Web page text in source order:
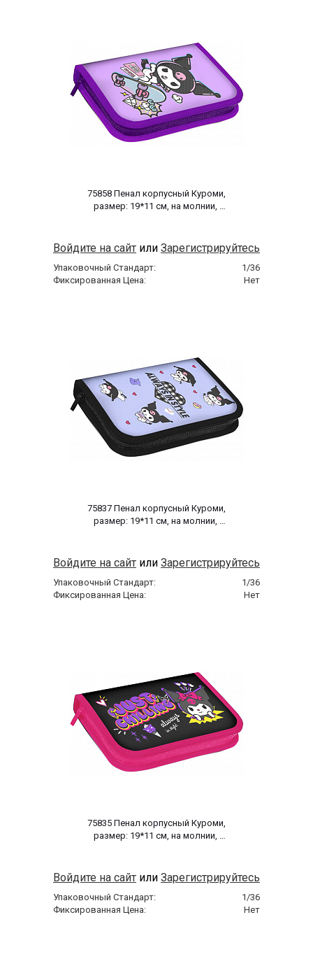
75858 Пенал корпусный Куроми,
размер: 19*11 см, на молнии,
Войдите на сайт или Зарегистрируйтесь
Упаковочный Стандарт:
1/36
Фиксированная Цена:
Нет
75837 Пенал корпусный Куроми,
размер: 19*11 см, на молнии,
Войдите на сайт или Зарегистрируйтесь
Упаковочный Стандарт:
1/36
Фиксированная Цена:
Нет
75835 Пенал корпусный Куроми,
размер: 19*11 см, на молнии,
Войдите на сайт или Зарегистрируйтесь
Упаковочный Стандарт:
1/36
Фиксированная Цена:
Нет